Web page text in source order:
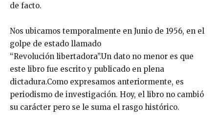
de facto.
Nos ubicamos temporalmente en Junio de 1956, en el
golpe de estado llamado
“Revolución libertadora”.Un dato no menor es que
este libro fue escrito y publicado en plena
dictadura.Como expresamos anteriormente, es
periodismo de investigación. Hoy, el libro no cambió
su carácter pero se le suma el rasgo histórico.